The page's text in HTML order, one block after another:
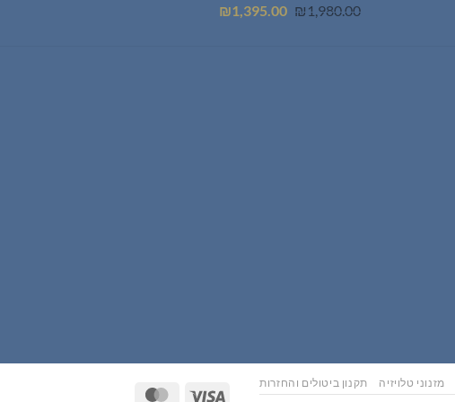
₪ 1,980.00
המחיר
₪1,395.00
המחיר
Visa
מזנוני טלויזיה תקנון ביטולים והחזרות